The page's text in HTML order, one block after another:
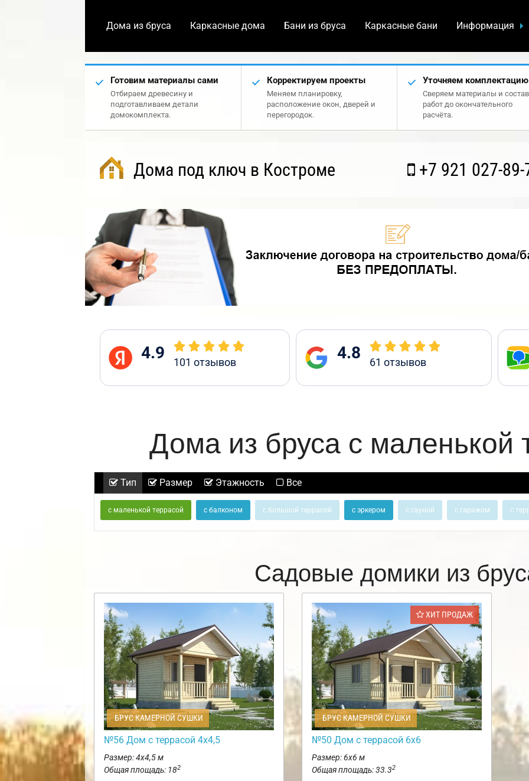
Дома из бруса Каркасные дома Бани из бруса Каркасные бани Информация
Готовим материалы сами
Отбираем древесину и
подготавливаем детали
домокомплекта.
Корректируем проекты
Меняем планировку,
расположение окон, дверей и
перегородок.
Уточняем комплектацию
Сверяем материалы и состав
работ до окончательного
расчёта.
Дома под ключ в Костроме +7 921 027-89-
4.9 101 отзывов 4.8 61 отзывов
Дома из бруса с маленькой
Тип Размер Этажность Все
с маленькой террасой с балконом с большой террасой с эркером с сауной с гаражом с
Садовые домики из
БРУС КАМЕРНОЙ СУШКИ
№56 Дом с террасой 4х4,5
Размер: 4х4,5 м
Общая площадь: 182
ХИТ ПРОДАЖ
БРУС КАМЕРНОЙ СУШКИ
№50 Дом с террасой 6х6
Размер: 6х6 м
Общая площадь: 33.32